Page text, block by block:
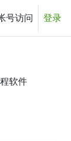
号访问 登录
软件